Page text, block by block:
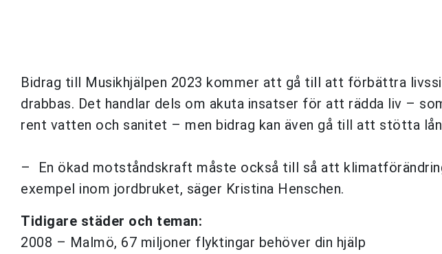
Bidrag till Musikhjälpen 2023 kommer att gå till att förbättra
drabbas. Det handlar dels om akuta insatser för att rädda liv –
rent vatten och sanitet – men bidrag kan även gå till att stötta
– En ökad motståndskraft måste också till så att
exempel inom jordbruket, säger Kristina Henschen.
Tidigare städer och teman:
2008 – Malmö, 67 miljoner flyktingar behöver din hjälp